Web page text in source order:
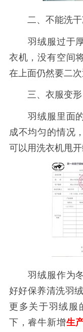
二、不能洗干
羽绒服过于厚
衣机，没有空间
在上面仍然要二次
三、衣服变形
羽绒服里面的
成不均匀的情况
可以用洗衣机甩开
羽绒服作为冬
好好保养清洗羽
更多关于羽绒服
下，睿牛新增生